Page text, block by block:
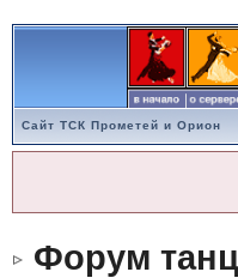
Сайт ТСК Прометей и Орион
Форум